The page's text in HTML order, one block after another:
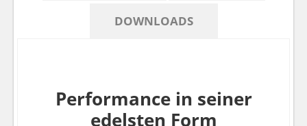
DOWNLOADS
Performance in seiner
edelsten Form